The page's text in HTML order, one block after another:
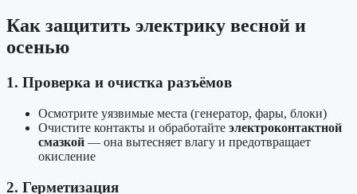
Как защитить электрику весной и
осенью
1. Проверка и очистка разъёмов
Осмотрите уязвимые места (генератор, фары, блоки)
Очистите контакты и обработайте электроконтактной
смазкой — она вытесняет влагу и предотвращает
окисление
2. Герметизация